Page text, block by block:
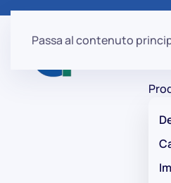
Passa al contenuto